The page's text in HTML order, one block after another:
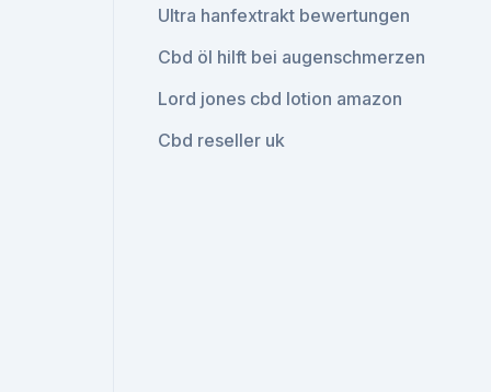
Ultra hanfextrakt bewertungen
Cbd öl hilft bei augenschmerzen
Lord jones cbd lotion amazon
Cbd reseller uk